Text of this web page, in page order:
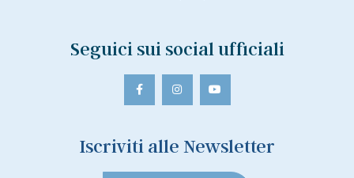
Seguici sui social ufficiali
Iscriviti alle Newsletter